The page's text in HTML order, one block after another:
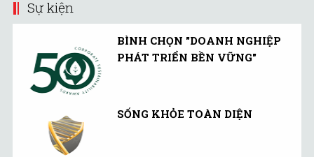
Sự kiện
BÌNH CHỌN "DOANH NGHIỆP
PHÁT TRIỂN BỀN VỮNG"
SỐNG KHỎE TOÀN DIỆN